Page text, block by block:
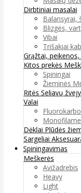
Dirbtiniai masalai
Balansyrai,
Blizgės,
Vibai
Trišakiai
Grąžtai,
Kitos prekės
Spiningai
Žieminės
Ritės Seliavų
Valai
Dėklai Plūdės
Sargeliai
Spiningavimas
Meškerės
Avižadrebis
Heavy
Light